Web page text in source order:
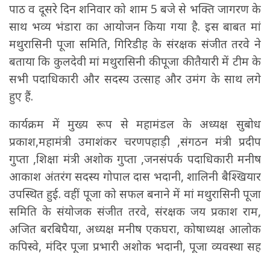
पाठ व दूसरे दिन शनिवार को शाम 5 बजे से भक्ति जागरण के
साथ भव्य भंडारा का आयोजन किया गया है. इस बाबत मां
मथुरासिनी पूजा समिति, गिरिडीह के संरक्षक संजीत तरवे ने
बताया कि कुलदेवी मां मथुरासिनी की पूजा की तैयारी में टीम के
सभी पदाधिकारी और सदस्य उत्साह और उमंग के साथ लगे
हुए हैं.
कार्यक्रम में मुख्य रूप से महामंडल के अध्यक्ष सुबोध
प्रकाश,महामंत्री उमाशंकर चरणपहाड़ी ,संगठन मंत्री प्रदीप
गुप्ता ,शिक्षा मंत्री अशोक गुप्ता ,जनसंपर्क पदाधिकारी मनीष
आकाश अंतरंग सदस्य गोपाल दास भदानी, शालिनी बैश्खियार
उपस्थित हुई. वहीं पूजा को सफल बनाने में मां मथुरासिनी पूजा
समिति के संयोजक संजीत तरवे, संरक्षक जय प्रकाश राम,
अजित बरबिघैया, अध्यक्ष मनीष एकघरा, कोषाध्यक्ष आलोक
कपिस्वे, मंदिर पूजा प्रभारी अशोक भदानी, पूजा व्यवस्था सह